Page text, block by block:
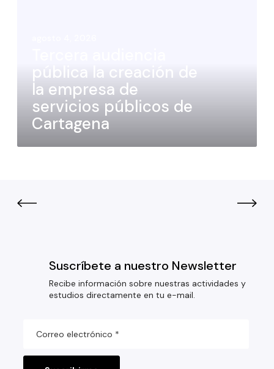
pública la creación de
la empresa de
servicios públicos de
Cartagena
Suscríbete a nuestro Newsletter
Recibe información sobre nuestras actividades y
estudios directamente en tu e-mail.